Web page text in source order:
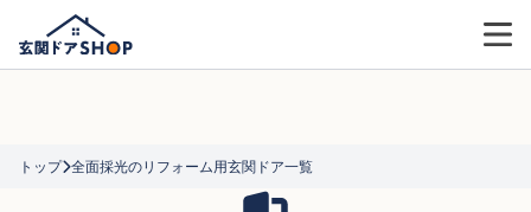
トップ 全面採光のリフォーム用玄関ドア一覧